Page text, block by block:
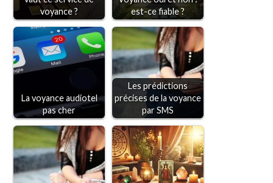
voyance ?
est-ce fiable ?
La voyance audiotel
pas cher
Les prédictions
précises de la voyance
par SMS